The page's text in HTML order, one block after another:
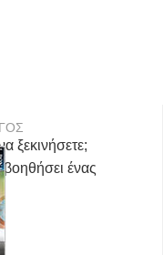
ξεκινήσετε;
ένας